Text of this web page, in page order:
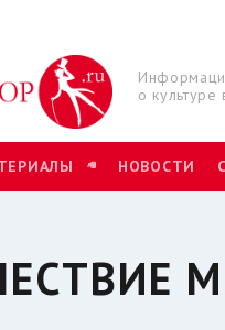
о
НОВОСТИ